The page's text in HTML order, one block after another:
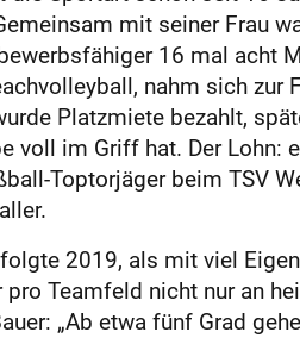
mit seiner Frau
16 mal acht
nahm sich zur
Platzmiete bezahlt,
voll im Griff hat. Der Lohn:
Toptorjäger beim TSV
2019, als mit viel
pro Teamfeld nicht nur an
„Ab etwa fünf Grad